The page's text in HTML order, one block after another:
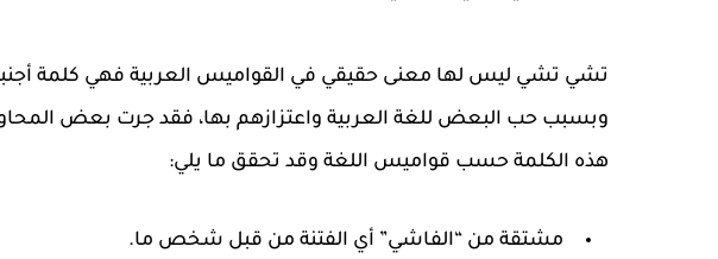
تشي تشي ليس لها معنى حقيقي في القواميس العربية فهي كلمة
وبسبب حب البعض للغة العربية واعتزازهم بها، فقد جرت بعض
هذه الكلمة حسب قواميس اللغة وقد تحقق ما يلي:
مشتقة من “الفاشي” أي الفتنة من قبل شخص ما.